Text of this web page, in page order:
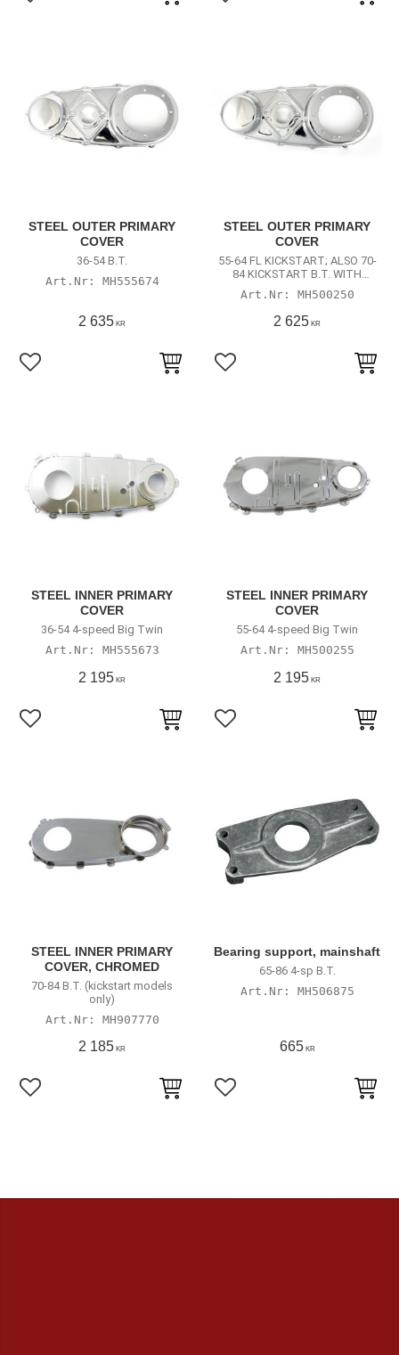
Lägg till i favoriter Lägg till i favoriter
STEEL OUTER PRIMARY
COVER
36-54 B.T.
MH555674
2 635 KR
Lägg till i favoriter
STEEL OUTER PRIMARY
COVER
55-64 FL KICKSTART; ALSO 70-
84 KICKSTART B.T. WITH
MH500250
2 625 KR
Lägg till i favoriter
STEEL INNER PRIMARY
COVER
36-54 4-speed Big Twin
MH555673
2 195 KR
Lägg till i favoriter
STEEL INNER PRIMARY
COVER
55-64 4-speed Big Twin
MH500255
2 195 KR
Lägg till i favoriter
STEEL INNER PRIMARY
COVER, CHROMED
70-84 B.T. (kickstart models
only)
MH907770
2 185 KR
Lägg till i favoriter
Bearing support, mainshaft
65-86 4-sp B.T.
MH506875
665KR
Lägg till i favoriter